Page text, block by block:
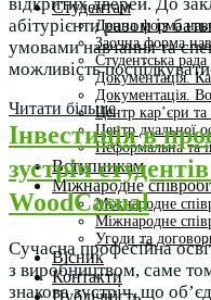
Студентам
Денна форма
Заочна форма
Студентська рада
Документація.
Документація.
Центр кар’єри
Центр дуальної
Неформальна та
Вступникам
Міжнародне
Міжнародне
Міжнародне
Угоди та
Вісник
Контакти
Публічність
абітурієнти разом із
умовами навчання та
можливість
Читати більше
Інвестиція в
зустріч
WoodCasual
Сучасна професійна
з виробництвом, саме
знакова зустріч, що